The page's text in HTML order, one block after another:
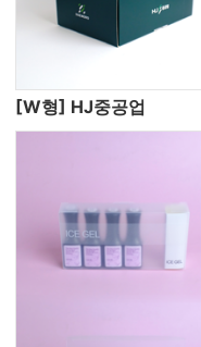
[W형] HJ중공업